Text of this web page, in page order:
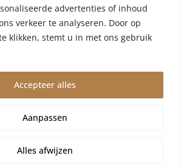
advertenties of inhoud
verkeer te analyseren. Door op
te klikken, stemt u in met ons gebruik
Aanpassen
Alles afwijzen
Accepteer alles